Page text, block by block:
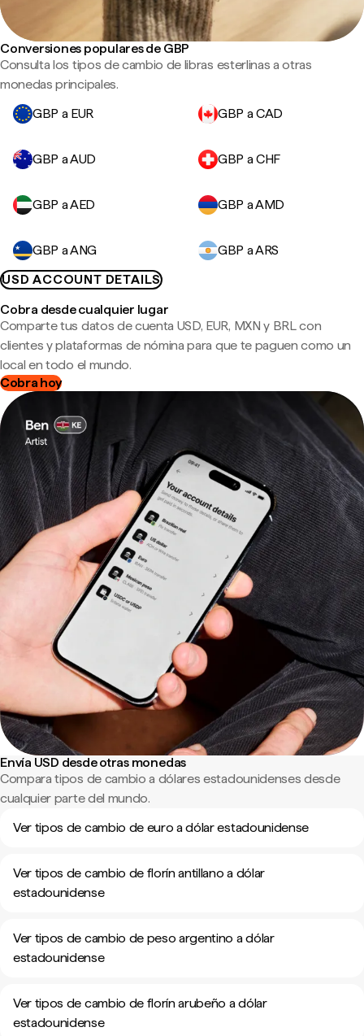
Conversiones populares de GBP
Consulta los tipos de cambio de libras esterlinas a otras
monedas principales.
GBP a EUR
GBP a CAD
GBP a AUD GBP a CHF
GBP a AED GBP a AMD
GBP a ANG
GBP a ARS
USD ACCOUNT DETAILS
Cobra desde cualquier lugar
Comparte tus datos de cuenta USD, EUR, MXN y BRL con
clientes y plataformas de nómina para que te paguen como un
local en todo el mundo.
Cobra hoy
Envía USD desde otras monedas
Compara tipos de cambio a dólares estadounidenses desde
cualquier parte del mundo.
Ver tipos de cambio de euro a dólar estadounidense
Ver tipos de cambio de florín antillano a dólar
estadounidense
Ver tipos de cambio de peso argentino a dólar
estadounidense
Ver tipos de cambio de florín arubeño a dólar
estadounidense